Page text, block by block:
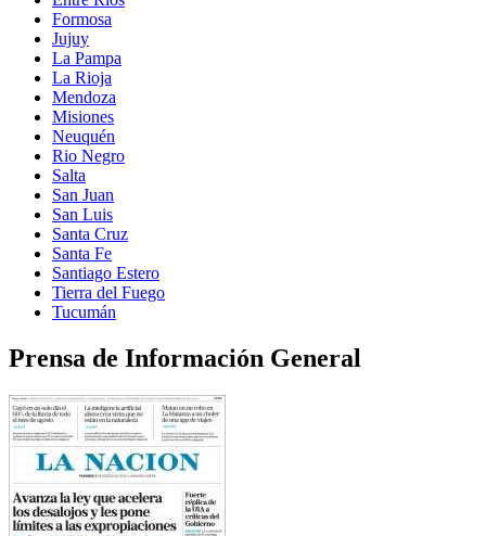
Formosa
Jujuy
La Pampa
La Rioja
Mendoza
Misiones
Neuquén
Rio Negro
Salta
San Juan
San Luis
Santa Cruz
Santa Fe
Santiago Estero
Tierra del Fuego
Tucumán
Prensa de Información General